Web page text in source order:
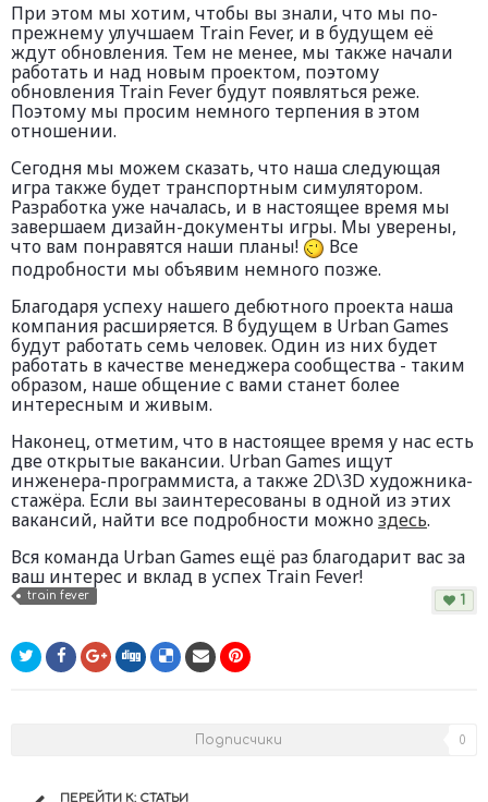
При этом мы хотим, чтобы вы знали, что мы по-
прежнему улучшаем Train Fever, и в будущем её
ждут обновления. Тем не менее, мы также начали
работать и над новым проектом, поэтому
обновления Train Fever будут появляться реже.
Поэтому мы просим немного терпения в этом
отношении.
Сегодня мы можем сказать, что наша следующая
игра также будет транспортным симулятором.
Разработка уже началась, и в настоящее время мы
завершаем дизайн-документы игры. Мы уверены,
что вам понравятся наши планы!
Все
подробности мы объявим немного позже.
Благодаря успеху нашего дебютного проекта наша
компания расширяется. В будущем в Urban Games
будут работать семь человек. Один из них будет
работать в качестве менеджера сообщества - таким
образом, наше общение с вами станет более
интересным и живым.
Наконец, отметим, что в настоящее время у нас есть
две открытые вакансии. Urban Games ищут
инженера-программиста, а также 2D\3D художника-
стажёра. Если вы заинтересованы в одной из этих
вакансий, найти все подробности можноздесь.
Вся команда Urban Games ещё раз благодарит вас за
ваш интерес и вклад в успех Train Fever!
train fever 1
Подписчики 0
ПЕРЕЙТИ К: СТАТЬИ